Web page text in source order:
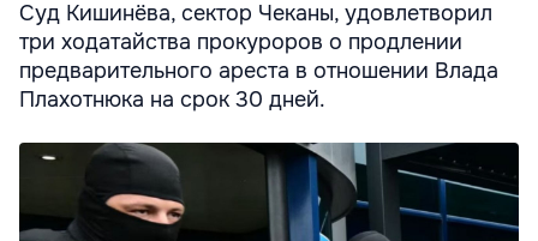
Суд Кишинёва, сектор Чеканы, удовлетворил
три ходатайства прокуроров о продлении
предварительного ареста в отношении Влада
Плахотнюка на срок 30 дней.